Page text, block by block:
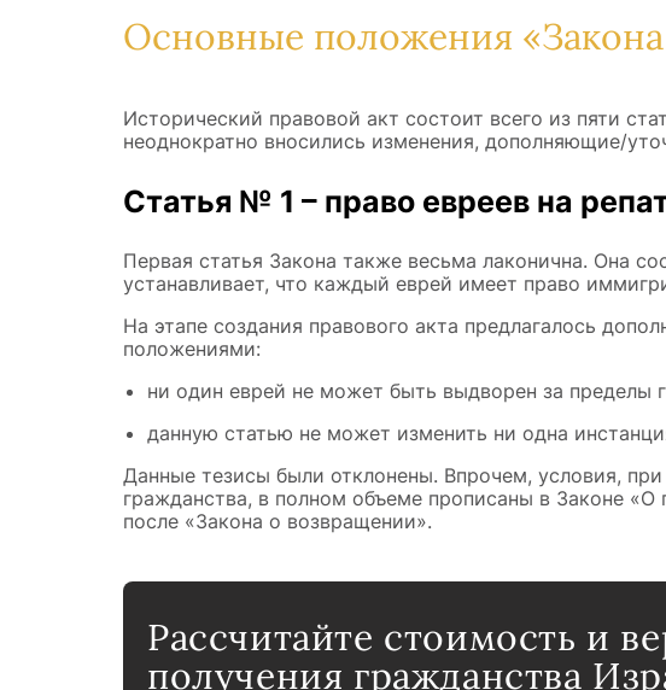
Основные положения
Исторический правовой акт состоит всего из пяти
неоднократно вносились изменения, дополняющие/
Статья № 1 – право евреев на
Первая статья Закона также весьма лаконична. Она
устанавливает, что каждый еврей имеет право
На этапе создания правового акта предлагалось
положениями:
ни один еврей не может быть выдворен за пределы
данную статью не может изменить ни одна
Данные тезисы были отклонены. Впрочем, условия,
гражданства, в полном объеме прописаны в Законе «О
после «Закона о возвращении».
Рассчитайте стоимость и
получения гражданства